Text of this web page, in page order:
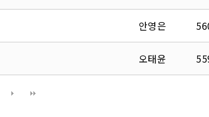
안영은
오태윤